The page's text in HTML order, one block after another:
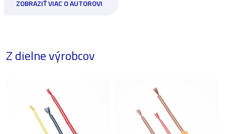
ZOBRAZIŤ VIAC O AUTOROVI
Z dielne výrobcov